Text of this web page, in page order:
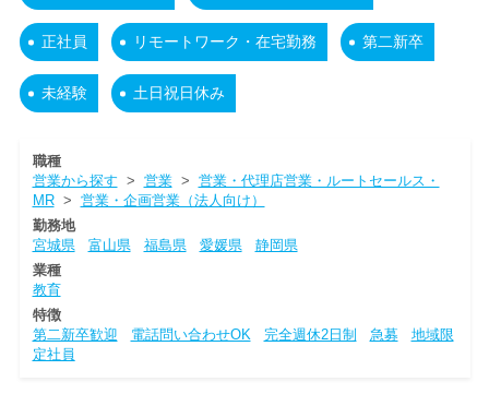
正社員 リモートワーク・在宅勤務 第二新卒
未経験 土日祝日休み
職種
営業から探す > 営業> 営業・代理店営業・ルートセールス・
MR> 営業・企画営業（法人向け）
勤務地
宮城県
富山県 福島県 愛媛県
静岡県
業種
教育
特徴
第二新卒歓迎
電話問い合わせOK 完全週休2日制 急募
地域限
定社員